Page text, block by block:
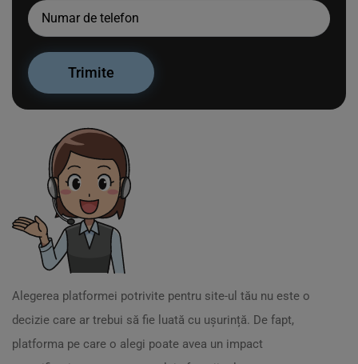
Alegerea platformei potrivite pentru site-ul tău nu este o
decizie care ar trebui să fie luată cu ușurință. De fapt,
platforma pe care o alegi poate avea un impact